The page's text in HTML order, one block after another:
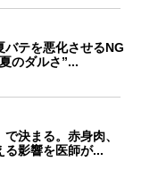
テを悪化させるNG
のダルさ”...
決まる。赤身肉、
る影響を医師が...